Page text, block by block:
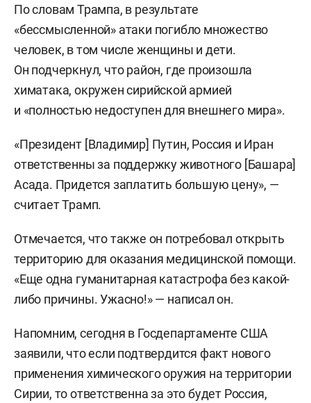
По словам Трампа, в результате
«бессмысленной» атаки погибло множество
человек, в том числе женщины и дети.
Он подчеркнул, что район, где произошла
химатака, окружен сирийской армией
и «полностью недоступен для внешнего мира».
«Президент [Владимир] Путин, Россия и Иран
ответственны за поддержку животного [Башара]
Асада. Придется заплатить большую цену», —
считает Трамп.
Отмечается, что также он потребовал открыть
территорию для оказания медицинской помощи.
«Еще одна гуманитарная катастрофа без какой-
либо причины. Ужасно!» — написал он.
Напомним, сегодня в Госдепартаменте США
заявили, что если подтвердится факт нового
применения химического оружия на территории
Сирии, то ответственна за это будет Россия,